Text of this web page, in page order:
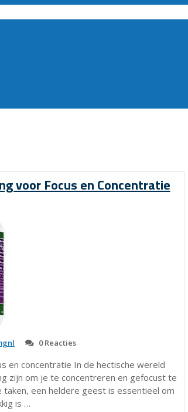
voor Focus en Concentratie
0 Reacties
en concentratie In de hectische wereld
zijn om je te concentreren en gefocust te
een heldere geest is essentieel om
is …